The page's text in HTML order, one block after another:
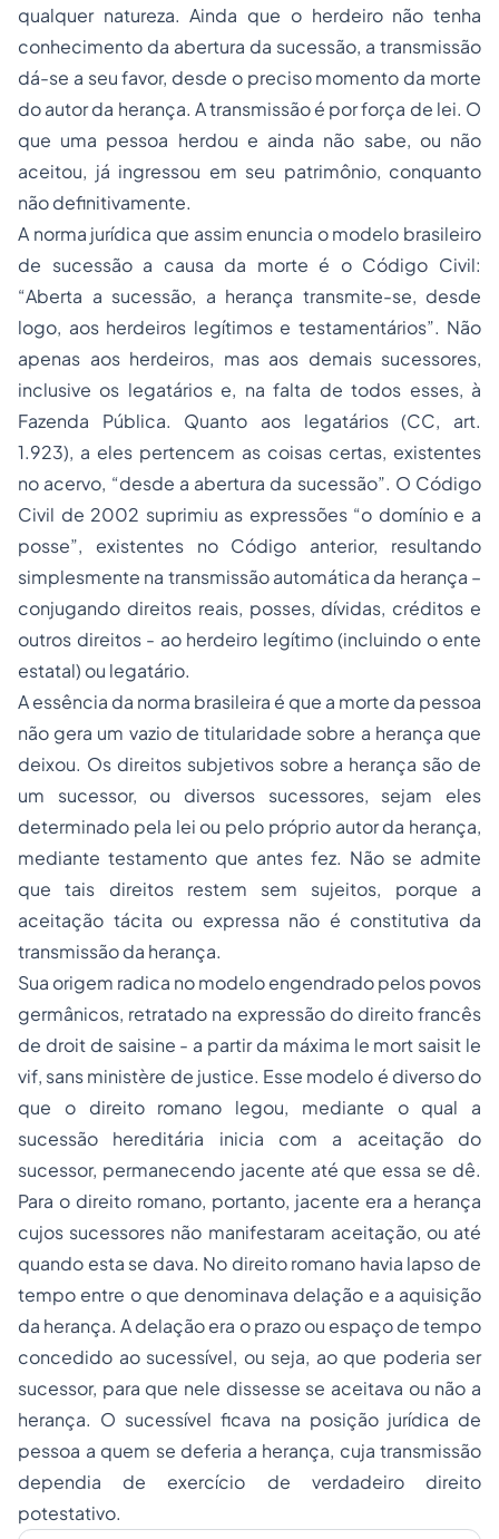
qualquer natureza. Ainda que o herdeiro não tenha
conhecimento da abertura da sucessão, a transmissão
dá-se a seu favor, desde o preciso momento da morte
do autor da herança. A transmissão é por força de lei. O
que uma pessoa herdou e ainda não sabe, ou não
aceitou, já ingressou em seu patrimônio, conquanto
não definitivamente.
A norma jurídica que assim enuncia o modelo brasileiro
de sucessão a causa da morte é o Código Civil:
“Aberta a sucessão, a herança transmite-se, desde
logo, aos herdeiros legítimos e testamentários”. Não
apenas aos herdeiros, mas aos demais sucessores,
inclusive os legatários e, na falta de todos esses, à
Fazenda Pública. Quanto aos legatários (CC, art.
1.923), a eles pertencem as coisas certas, existentes
no acervo, “desde a abertura da sucessão”. O Código
Civil de 2002 suprimiu as expressões “o domínio e a
posse”, existentes no Código anterior, resultando
simplesmente na transmissão automática da herança –
conjugando direitos reais, posses, dívidas, créditos e
outros direitos - ao herdeiro legítimo (incluindo o ente
estatal) ou legatário.
A essência da norma brasileira é que a morte da pessoa
não gera um vazio de titularidade sobre a herança que
deixou. Os direitos subjetivos sobre a herança são de
um sucessor, ou diversos sucessores, sejam eles
determinado pela lei ou pelo próprio autor da herança,
mediante testamento que antes fez. Não se admite
que tais direitos restem sem sujeitos, porque a
aceitação tácita ou expressa não é constitutiva da
transmissão da herança.
Sua origem radica no modelo engendrado pelos povos
germânicos, retratado na expressão do direito francês
de droit de saisine - a partir da máxima le mort saisit le
vif, sans ministère de justice. Esse modelo é diverso do
que o direito romano legou, mediante o qual a
sucessão hereditária inicia com a aceitação do
sucessor, permanecendo jacente até que essa se dê.
Para o direito romano, portanto, jacente era a herança
cujos sucessores não manifestaram aceitação, ou até
quando esta se dava. No direito romano havia lapso de
tempo entre o que denominava delação e a aquisição
da herança. A delação era o prazo ou espaço de tempo
concedido ao sucessível, ou seja, ao que poderia ser
sucessor, para que nele dissesse se aceitava ou não a
herança. O sucessível ficava na posição jurídica de
pessoa a quem se deferia a herança, cuja transmissão
dependia de exercício de verdadeiro direito
potestativo.